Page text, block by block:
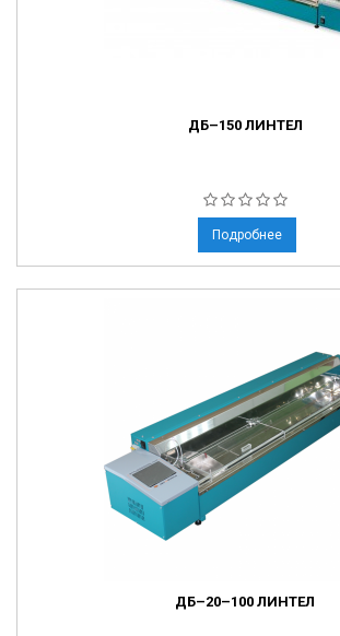
ДБ–150 ЛИНТЕЛ
Подробнее
ДБ–20–100 ЛИНТЕЛ